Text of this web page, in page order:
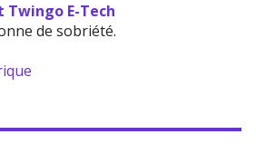
Twingo E-Tech
de sobriété.